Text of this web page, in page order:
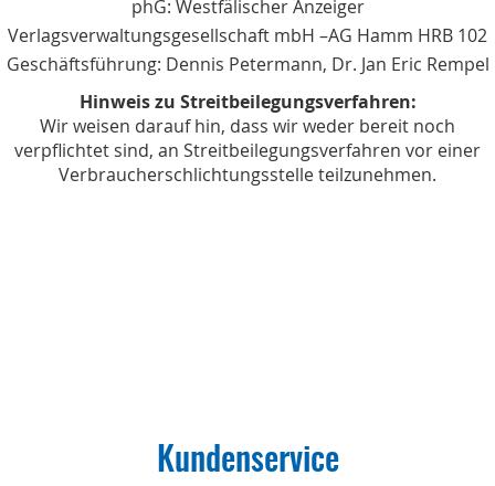
phG: Westfälischer Anzeiger
Verlagsverwaltungsgesellschaft mbH –AG Hamm HRB 102
Geschäftsführung: Dennis Petermann, Dr. Jan Eric Rempel
Hinweis zu Streitbeilegungsverfahren:
Wir weisen darauf hin, dass wir weder bereit noch
verpflichtet sind, an Streitbeilegungsverfahren vor einer
Verbraucherschlichtungsstelle teilzunehmen.
Kundenservice